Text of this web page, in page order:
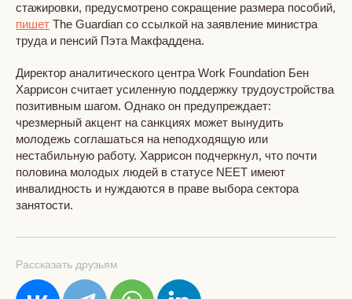
стажировки, предусмотрено сокращение размера пособий,
пишет The Guardian со ссылкой на заявление министра
труда и пенсий Пэта Макфаддена.
Директор аналитического центра Work Foundation Бен
Харрисон считает усиленную поддержку трудоустройства
позитивным шагом. Однако он предупреждает:
чрезмерный акцент на санкциях может вынудить
молодежь соглашаться на неподходящую или
нестабильную работу. Харрисон подчеркнул, что почти
половина молодых людей в статусе NEET имеют
инвалидность и нуждаются в праве выбора сектора
занятости.
Рассказать друзьям